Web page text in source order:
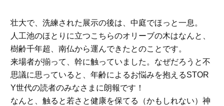
壮大で、洗練された展示の後は、中庭でほっと一息。
人工池のほとりに立つこちらのオリーブの木はなんと、
樹齢千年超、南仏から運んできたとのことです。
来場者が揃って、幹に触っていました。なぜだろうと不
思議に思っていると、年齢によるお悩みを抱えるSTOR
Y世代の読者のみなさまに朗報です！
なんと、触ると若さと健康を保てる（かもしれない）神